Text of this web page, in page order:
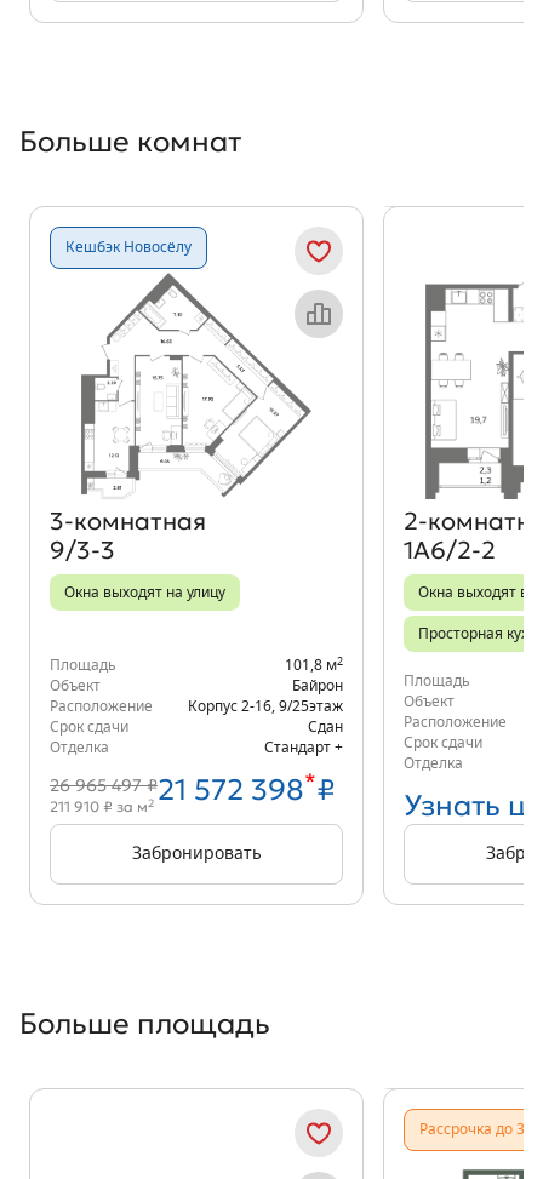
Больше комнат
Кешбэк Новосёлу
Объект месяца
3‑комнатная
9/3-3
Окна выходят на улицу
Площадь 101,8 м2
Объект
Байрон
Расположение
Корпус 2-16 9/25этаж
Срок сдачи
Сдан
Отделка
Стандарт +
26 965 497 ₽21 572 398*₽
211 910 ₽ за м2
Забронировать
1А6/2-2
Окна выходят во
Просторная
Площадь
Объект
Расположение
Срок сдачи
Отделка
Узнать
Больше площадь
Рассрочка до